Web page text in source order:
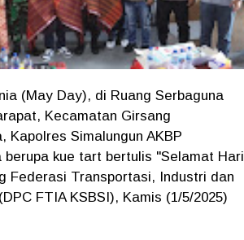
(May Day), di Ruang Serbaguna
Kecamatan Girsang
Kapolres Simalungun AKBP
kue tart bertulis "Selamat Hari
Federasi Transportasi, Industri dan
FTIA KSBSI), Kamis (1/5/2025)